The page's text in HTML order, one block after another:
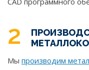
2
Мы производим